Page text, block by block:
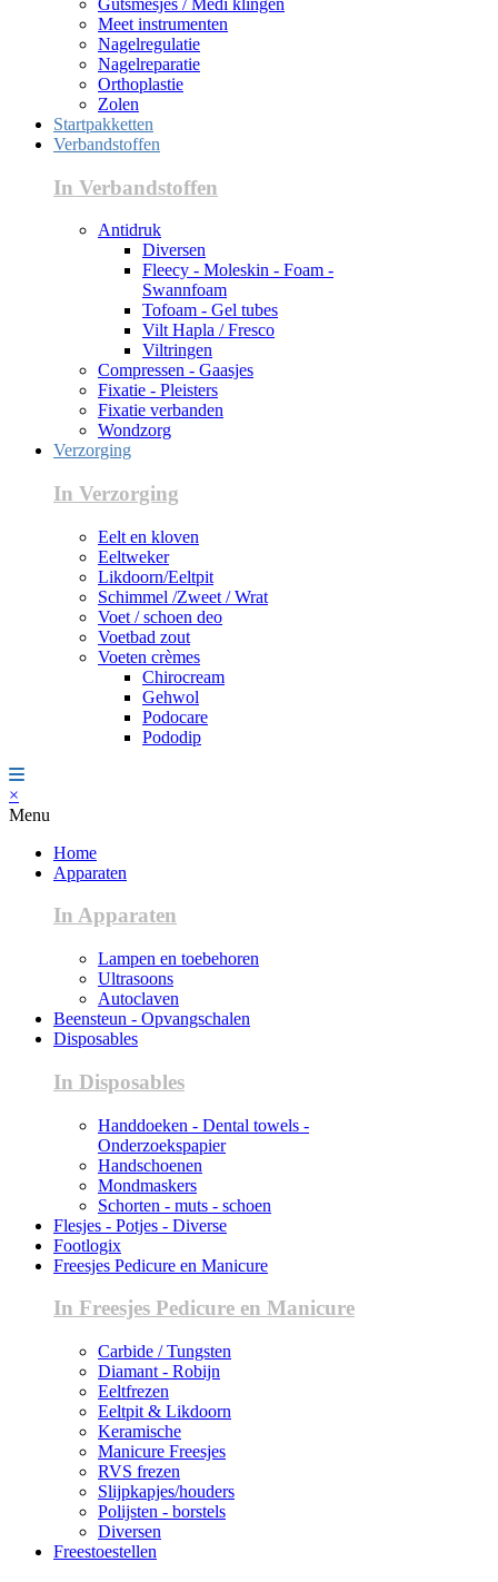
Meet instrumenten
Nagelregulatie
Nagelreparatie
Orthoplastie
Zolen
Startpakketten
Verbandstoffen
In Verbandstoffen
Antidruk
Diversen
Fleecy - Moleskin - Foam -
Swannfoam
Tofoam - Gel tubes
Vilt Hapla / Fresco
Viltringen
Compressen - Gaasjes
Fixatie - Pleisters
Fixatie verbanden
Wondzorg
Verzorging
In Verzorging
Eelt en kloven
Eeltweker
Likdoorn/Eeltpit
Schimmel /Zweet / Wrat
Voet / schoen deo
Voetbad zout
Voeten crèmes
Chirocream
Gehwol
Podocare
Pododip
×
Menu
Home
Apparaten
In Apparaten
Lampen en toebehoren
Ultrasoons
Autoclaven
Beensteun - Opvangschalen
Disposables
In Disposables
Handdoeken - Dental towels -
Onderzoekspapier
Handschoenen
Mondmaskers
Schorten - muts - schoen
Flesjes - Potjes - Diverse
Footlogix
Freesjes Pedicure en Manicure
In Freesjes Pedicure en Manicure
Carbide / Tungsten
Diamant - Robijn
Eeltfrezen
Eeltpit & Likdoorn
Keramische
Manicure Freesjes
RVS frezen
Slijpkapjes/houders
Polijsten - borstels
Diversen
Freestoestellen